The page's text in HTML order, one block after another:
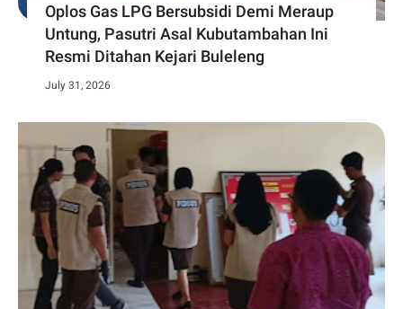
Oplos Gas LPG Bersubsidi Demi Meraup
Untung, Pasutri Asal Kubutambahan Ini
Resmi Ditahan Kejari Buleleng
July 31, 2026